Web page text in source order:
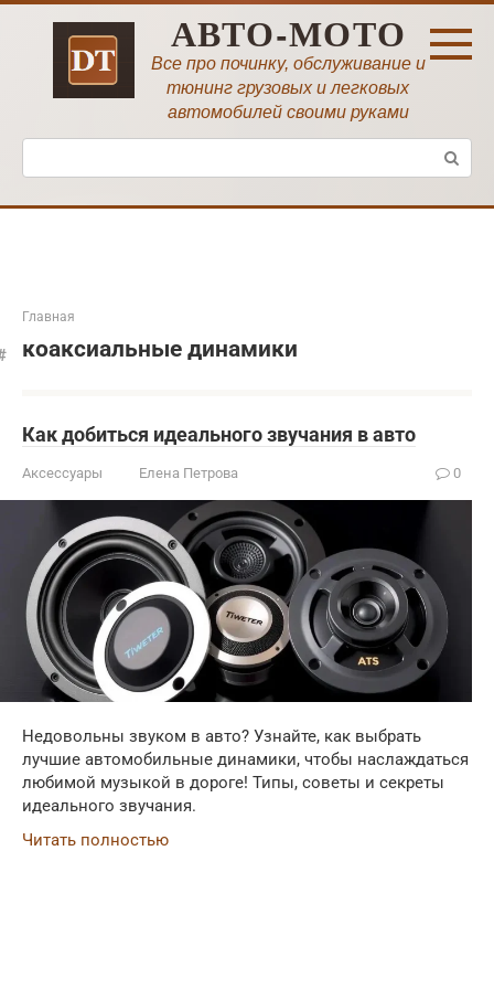
Перейти
АВТО-МОТО
Все про починку, обслуживание и
тюнинг грузовых и легковых
автомобилей своими руками
Поиск:
Главная
коаксиальные динамики
Как добиться идеального звучания в авто
Аксессуары Елена Петрова 0
Недовольны звуком в авто? Узнайте, как выбрать
лучшие автомобильные динамики, чтобы наслаждаться
любимой музыкой в дороге! Типы, советы и секреты
идеального звучания.
Читать полностью